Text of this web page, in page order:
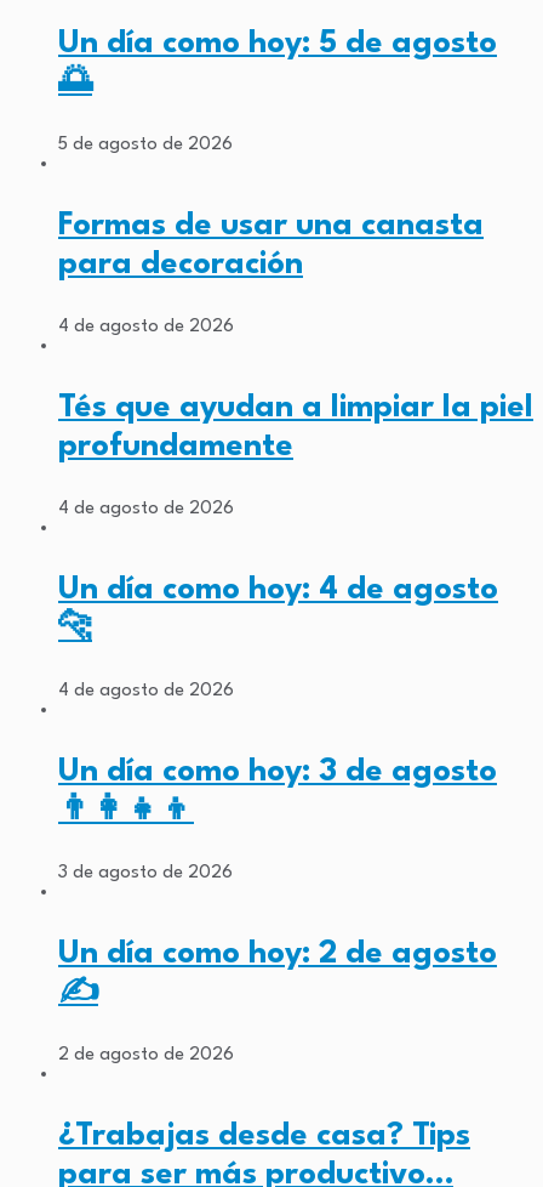
Un día como hoy: 5 de agosto
🌅
5 de agosto de 2026
Formas de usar una canasta
para decoración
4 de agosto de 2026
Tés que ayudan a limpiar la piel
profundamente
4 de agosto de 2026
Un día como hoy: 4 de agosto
🐆
4 de agosto de 2026
Un día como hoy: 3 de agosto
👨‍👩‍👧‍👦
3 de agosto de 2026
Un día como hoy: 2 de agosto
✍️
2 de agosto de 2026
¿Trabajas desde casa? Tips
para ser más productivo…